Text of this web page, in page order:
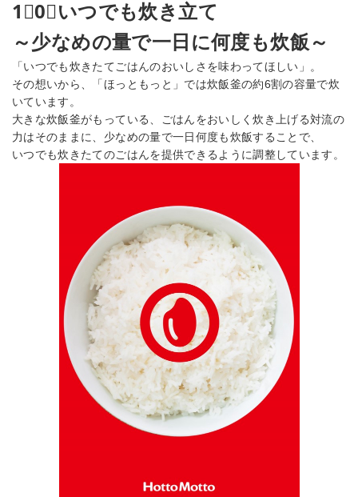
1⃣0⃣いつでも炊き立て
～少なめの量で一日に何度も炊飯～
「いつでも炊きたてごはんのおいしさを味わってほしい」。
その想いから、「ほっともっと」では炊飯釜の約6割の容量で炊
いています。
大きな炊飯釜がもっている、ごはんをおいしく炊き上げる対流の
力はそのままに、少なめの量で一日何度も炊飯することで、
いつでも炊きたてのごはんを提供できるように調整しています。